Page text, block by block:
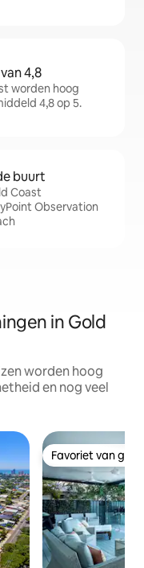
4,8
worden hoog
4,8 op 5.
buurt
Coast
Observation
in Gold
worden hoog
en nog veel
Favoriet van
Favoriet van